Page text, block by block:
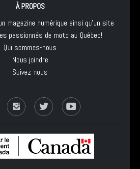
À PROPOS
magazine numérique ainsi qu'un site
passionnés de moto au Québec!
Qui sommes-nous
Nous joindre
Suivez-nous